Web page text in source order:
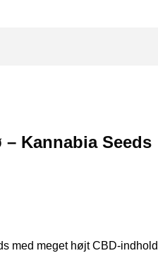
Kannabia Seeds
meget højt CBD-